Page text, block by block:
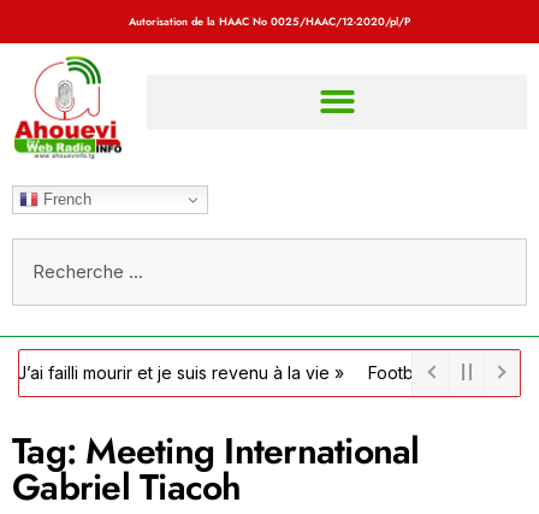
Autorisation de la HAAC No 0025/HAAC/12-2020/pl/P
French
mourir et je suis revenu à la vie » Football / Côte d’Ivoire : la
Tag: Meeting International
Gabriel Tiacoh